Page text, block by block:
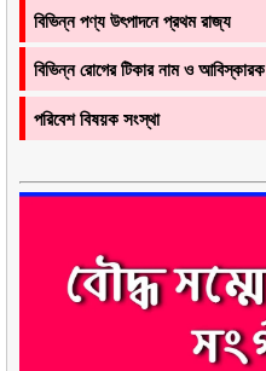
বিভিন্ন পণ্য উৎপাদনে প্রথম রাজ্য
বিভিন্ন রোগের টিকার নাম ও আবিস্কারক
পরিবেশ বিষয়ক সংস্থা